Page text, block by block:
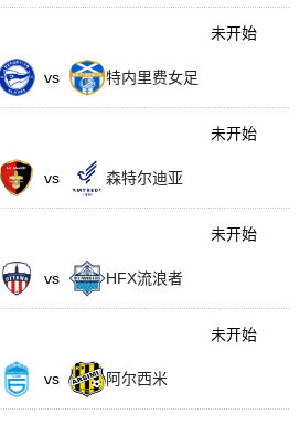
vs 特内里费女足
未开始
vs 森特尔迪亚
未开始
vs HFX流浪者
未开始
vs 阿尔西米
未开始